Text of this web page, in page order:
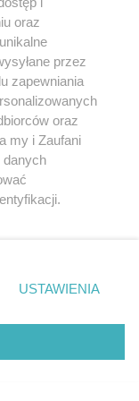
oraz
przez
zapewniania
oraz
my i Zaufani
danych
prywatności
. Niektóre
się takiemu
tylko
USTAWIENIA